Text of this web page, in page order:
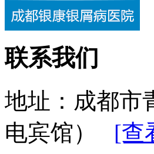
联系我们
地址：成都市
电宾馆） [查